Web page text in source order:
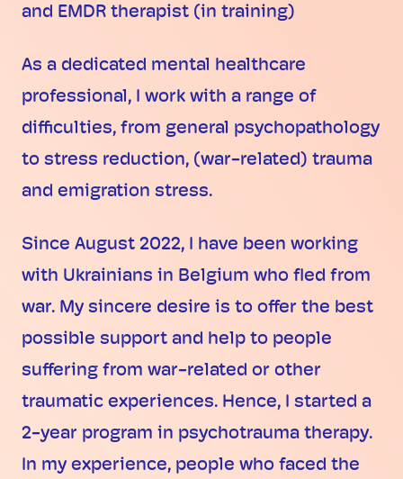
and EMDR therapist (in training)
As a dedicated mental healthcare
professional, I work with a range of
difficulties, from general psychopathology
to stress reduction, (war-related) trauma
and emigration stress.
Since August 2022, I have been working
with Ukrainians in Belgium who fled from
war. My sincere desire is to offer the best
possible support and help to people
suffering from war-related or other
traumatic experiences. Hence, I started a
2-year program in psychotrauma therapy.
In my experience, people who faced the